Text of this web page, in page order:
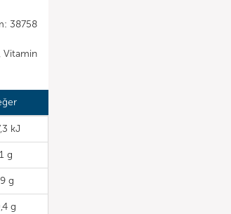
38758
Vitamin
kJ
g
g
g